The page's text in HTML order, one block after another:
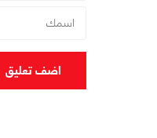
اضف تعليق